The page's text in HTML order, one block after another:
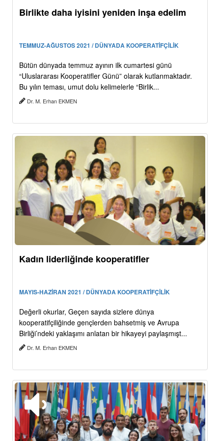
Birlikte daha iyisini yeniden inşa edelim
TEMMUZ-AĞUSTOS 2021 / DÜNYADA KOOPERATİFÇİLİK
Bütün dünyada temmuz ayının ilk cumartesi günü
“Uluslararası Kooperatifler Günü” olarak kutlanmaktadır.
Bu yılın teması, umut dolu kelimelerle “Birlik...
Dr. M. Erhan EKMEN
Kadın liderliğinde kooperatifler
MAYIS-HAZİRAN 2021 / DÜNYADA KOOPERATİFÇİLİK
Değerli okurlar, Geçen sayıda sizlere dünya
kooperatifçiliğinde gençlerden bahsetmiş ve Avrupa
Birliği’ndeki yaklaşımı anlatan bir hikayeyi paylaşmışt...
Dr. M. Erhan EKMEN